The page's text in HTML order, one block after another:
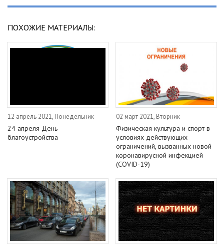
ПОХОЖИЕ МАТЕРИАЛЫ:
12 апрель 2021, Понедельник
24 апреля День
благоустройства
02 март 2021, Вторник
Физическая культура и спорт в
условиях действующих
ограничений, вызванных новой
коронавирусной инфекцией
(COVID-19)